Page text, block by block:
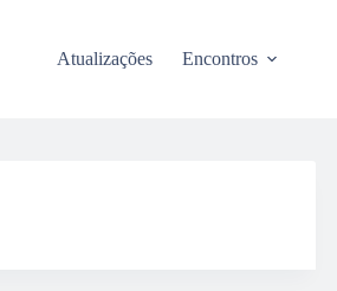
Atualizações Encontros